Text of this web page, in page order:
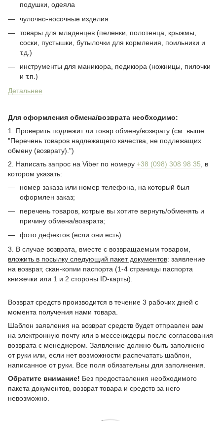
подушки, одеяла
чулочно-носочные изделия
товары для младенцев (пеленки, полотенца, крыжмы,
соски, пустышки, бутылочки для кормления, поильники и
т.д.)
инструменты для маникюра, педикюра (ножницы, пилочки
и т.п.)
Детальнее
Для оформления обмена/возврата необходимо:
1. Проверить подлежит ли товар обмену/возврату (см. выше
"Перечень товаров надлежащего качества, не подлежащих
обмену (возврату).")
2. Написать запрос на Viber по номеру +38 (098) 308 98 35 , в
котором указать:
номер заказа или номер телефона, на который был
оформлен заказ;
перечень товаров, котрые вы хотите вернуть/обменять и
причину обмена/возврата;
фото дефектов (если они есть).
3. В случае возврата, вместе с возвращаемым товаром,
вложить в посылку следующий пакет документов: заявление
на возврат, скан-копии паспорта (1-4 страницы паспорта
книжечки или 1 и 2 стороны ID-карты).
Возврат средств производится в течение 3 рабочих дней с
момента получения нами товара.
Шаблон заявления на возврат средств будет отправлен вам
на электронную почту или в мессенждеры после согласования
возврата с менеджером. Заявление должно быть заполнено
от руки или, если нет возможности распечатать шаблон,
написанное от руки. Все поля обязательны для заполнения.
Обратите внимание! Без предоставления необходимого
пакета документов, возврат товара и средств за него
невозможно.